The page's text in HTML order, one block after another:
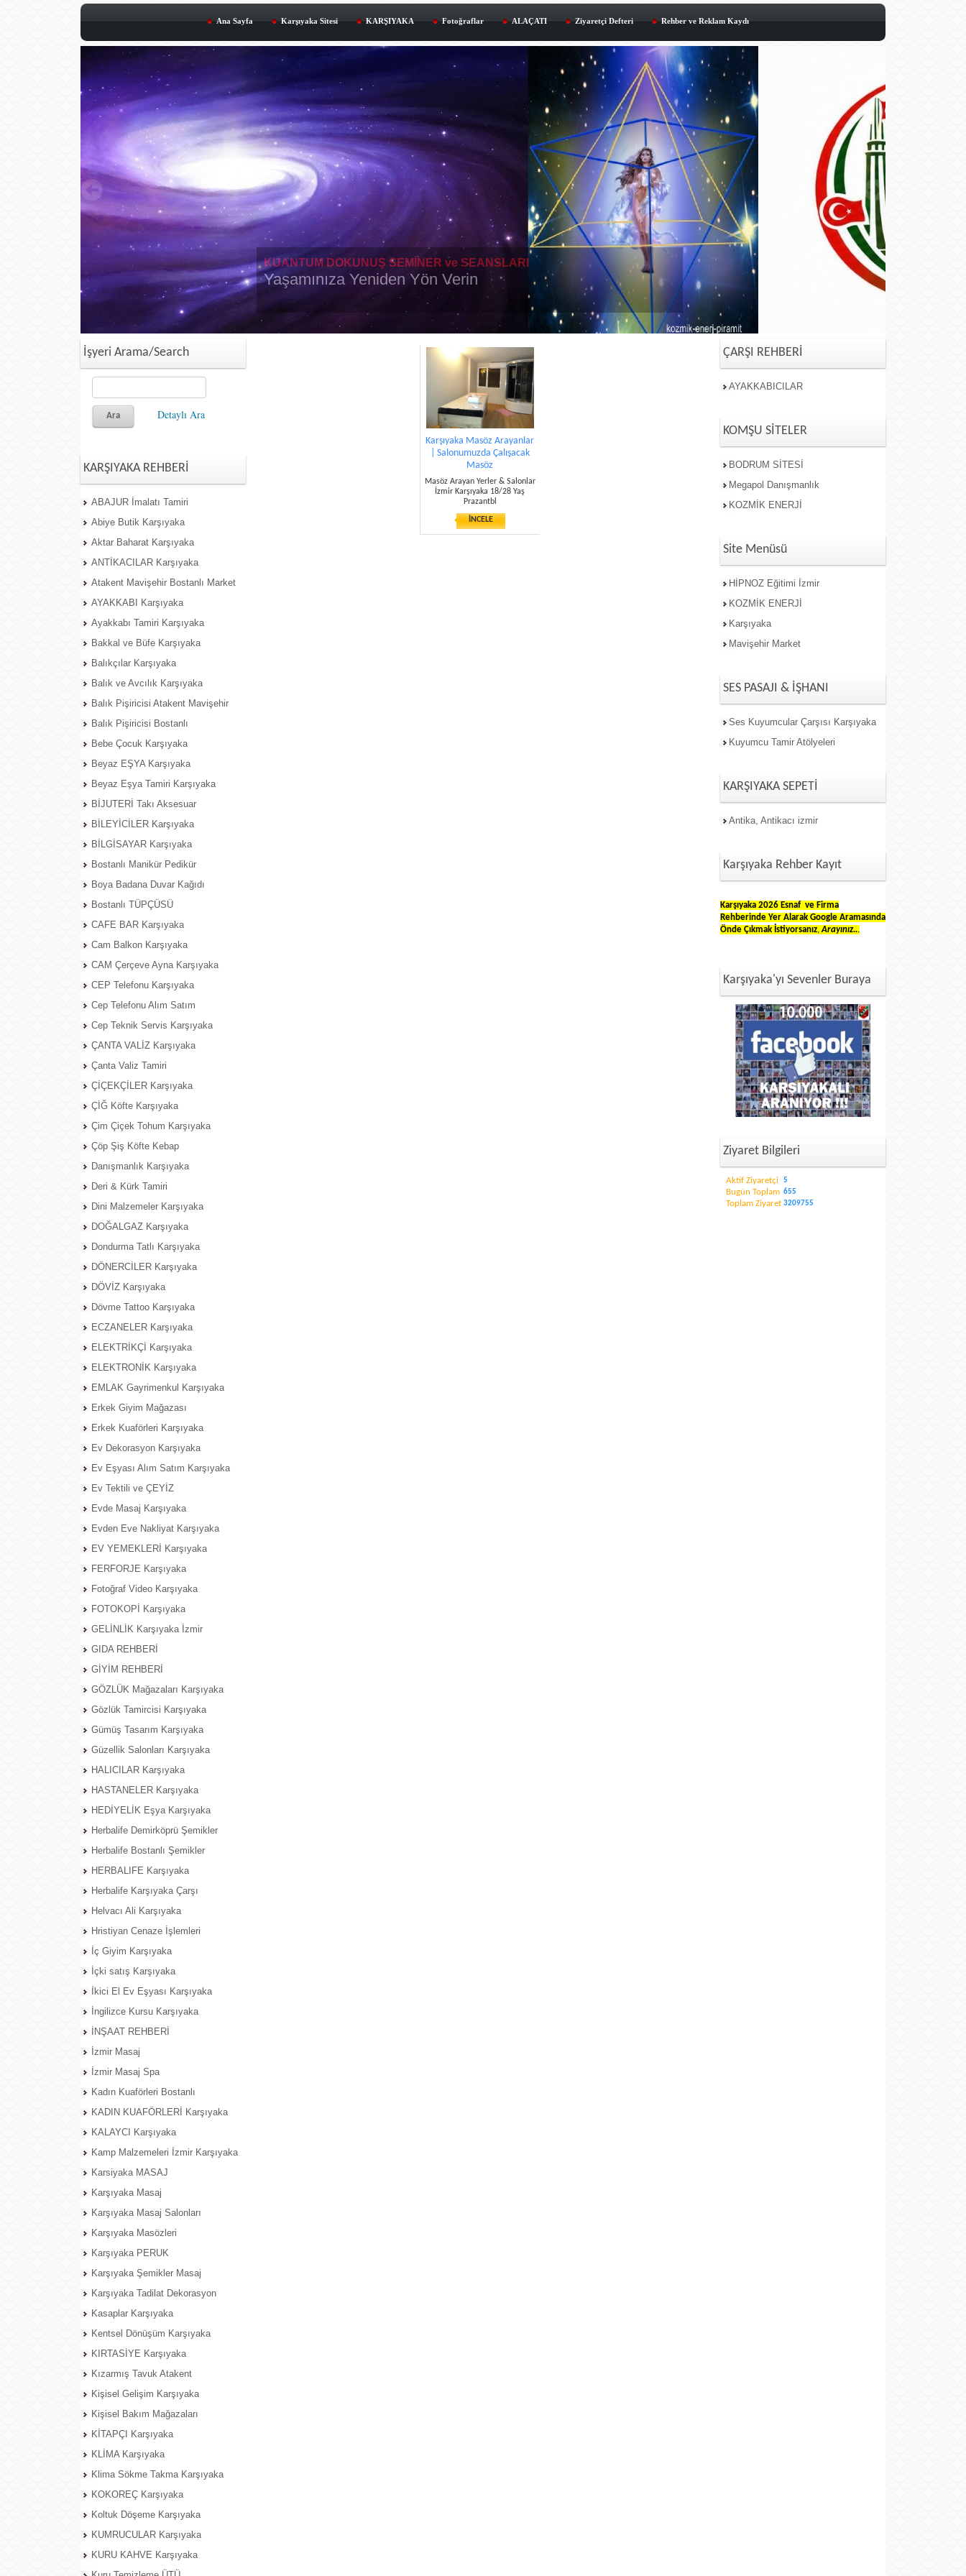
Ana Sayfa Karşıyaka Sitesi KARŞIYAKA Fotoğraflar ALAÇATI Ziyaretçi Defteri Rehber ve Reklam Kaydı
İşyeri Arama/Search
Detaylı Ara
KARŞIYAKA REHBERİ
ABAJUR İmalatı Tamiri
Abiye Butik Karşıyaka
Aktar Baharat Karşıyaka
ANTİKACILAR Karşıyaka
Atakent Mavişehir Bostanlı Market
AYAKKABI Karşıyaka
Ayakkabı Tamiri Karşıyaka
Bakkal ve Büfe Karşıyaka
Balıkçılar Karşıyaka
Balık ve Avcılık Karşıyaka
Balık Pişiricisi Atakent Mavişehir
Balık Pişiricisi Bostanlı
Bebe Çocuk Karşıyaka
Beyaz EŞYA Karşıyaka
Beyaz Eşya Tamiri Karşıyaka
BİJUTERİ Takı Aksesuar
BİLEYİCİLER Karşıyaka
BİLGİSAYAR Karşıyaka
Bostanlı Manikür Pedikür
Boya Badana Duvar Kağıdı
Bostanlı TÜPÇÜSÜ
CAFE BAR Karşıyaka
Cam Balkon Karşıyaka
CAM Çerçeve Ayna Karşıyaka
CEP Telefonu Karşıyaka
Cep Telefonu Alım Satım
Cep Teknik Servis Karşıyaka
ÇANTA VALİZ Karşıyaka
Çanta Valiz Tamiri
ÇİÇEKÇİLER Karşıyaka
ÇİĞ Köfte Karşıyaka
Çim Çiçek Tohum Karşıyaka
Çöp Şiş Köfte Kebap
Danışmanlık Karşıyaka
Deri & Kürk Tamiri
Dini Malzemeler Karşıyaka
DOĞALGAZ Karşıyaka
Dondurma Tatlı Karşıyaka
DÖNERCİLER Karşıyaka
DÖVİZ Karşıyaka
Dövme Tattoo Karşıyaka
ECZANELER Karşıyaka
ELEKTRİKÇİ Karşıyaka
ELEKTRONİK Karşıyaka
EMLAK Gayrimenkul Karşıyaka
Erkek Giyim Mağazası
Erkek Kuaförleri Karşıyaka
Ev Dekorasyon Karşıyaka
Ev Eşyası Alım Satım Karşıyaka
Ev Tektili ve ÇEYİZ
Evde Masaj Karşıyaka
Evden Eve Nakliyat Karşıyaka
EV YEMEKLERİ Karşıyaka
FERFORJE Karşıyaka
Fotoğraf Video Karşıyaka
FOTOKOPİ Karşıyaka
GELİNLİK Karşıyaka İzmir
GIDA REHBERİ
GİYİM REHBERİ
GÖZLÜK Mağazaları Karşıyaka
Gözlük Tamircisi Karşıyaka
Gümüş Tasarım Karşıyaka
Güzellik Salonları Karşıyaka
HALICILAR Karşıyaka
HASTANELER Karşıyaka
HEDİYELİK Eşya Karşıyaka
Herbalife Demirköprü Şemikler
Herbalife Bostanlı Şemikler
HERBALIFE Karşıyaka
Herbalife Karşıyaka Çarşı
Helvacı Ali Karşıyaka
Hristiyan Cenaze İşlemleri
İç Giyim Karşıyaka
İçki satış Karşıyaka
İkici El Ev Eşyası Karşıyaka
İngilizce Kursu Karşıyaka
İNŞAAT REHBERİ
İzmir Masaj
İzmir Masaj Spa
Kadın Kuaförleri Bostanlı
KADIN KUAFÖRLERİ Karşıyaka
KALAYCI Karşıyaka
Kamp Malzemeleri İzmir Karşıyaka
Karsiyaka MASAJ
Karşıyaka Masaj
Karşıyaka Masaj Salonları
Karşıyaka Masözleri
Karşıyaka PERUK
Karşıyaka Şemikler Masaj
Karşıyaka Tadilat Dekorasyon
Kasaplar Karşıyaka
Kentsel Dönüşüm Karşıyaka
KIRTASİYE Karşıyaka
Kızarmış Tavuk Atakent
Kişisel Gelişim Karşıyaka
Kişisel Bakım Mağazaları
KİTAPÇI Karşıyaka
KLİMA Karşıyaka
Klima Sökme Takma Karşıyaka
KOKOREÇ Karşıyaka
Koltuk Döşeme Karşıyaka
KUMRUCULAR Karşıyaka
KURU KAHVE Karşıyaka
Karşıyaka Masöz Arayanlar
| Salonumuzda Çalışacak
Masöz
Masöz Arayan Yerler & Salonlar
İzmir Karşıyaka 18/28 Yaş
Prazantbl
İNCELE
ÇARŞI REHBERİ
AYAKKABICILAR
KOMŞU SİTELER
BODRUM SİTESİ
Megapol Danışmanlık
KOZMİK ENERJİ
Site Menüsü
HİPNOZ Eğitimi İzmir
KOZMİK ENERJİ
Karşıyaka
Mavişehir Market
SES PASAJI & İŞHANI
Ses Kuyumcular Çarşısı Karşıyaka
Kuyumcu Tamir Atölyeleri
KARŞIYAKA SEPETİ
Antika, Antikacı izmir
Karşıyaka Rehber Kayıt
Karşıyaka 2026 Esnaf ve Firma
Rehberinde Yer Alarak Google Aramasında
Önde Çıkmak İstiyorsanız,Arayınız...
Karşıyaka'yı Sevenler Buraya
Ziyaret Bilgileri
Aktif Ziyaretçi 5
Bugün Toplam 655
Toplam Ziyaret 3209755